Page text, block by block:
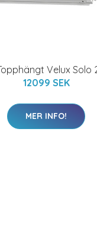
Velux Solo
12099 SEK
MER INFO!